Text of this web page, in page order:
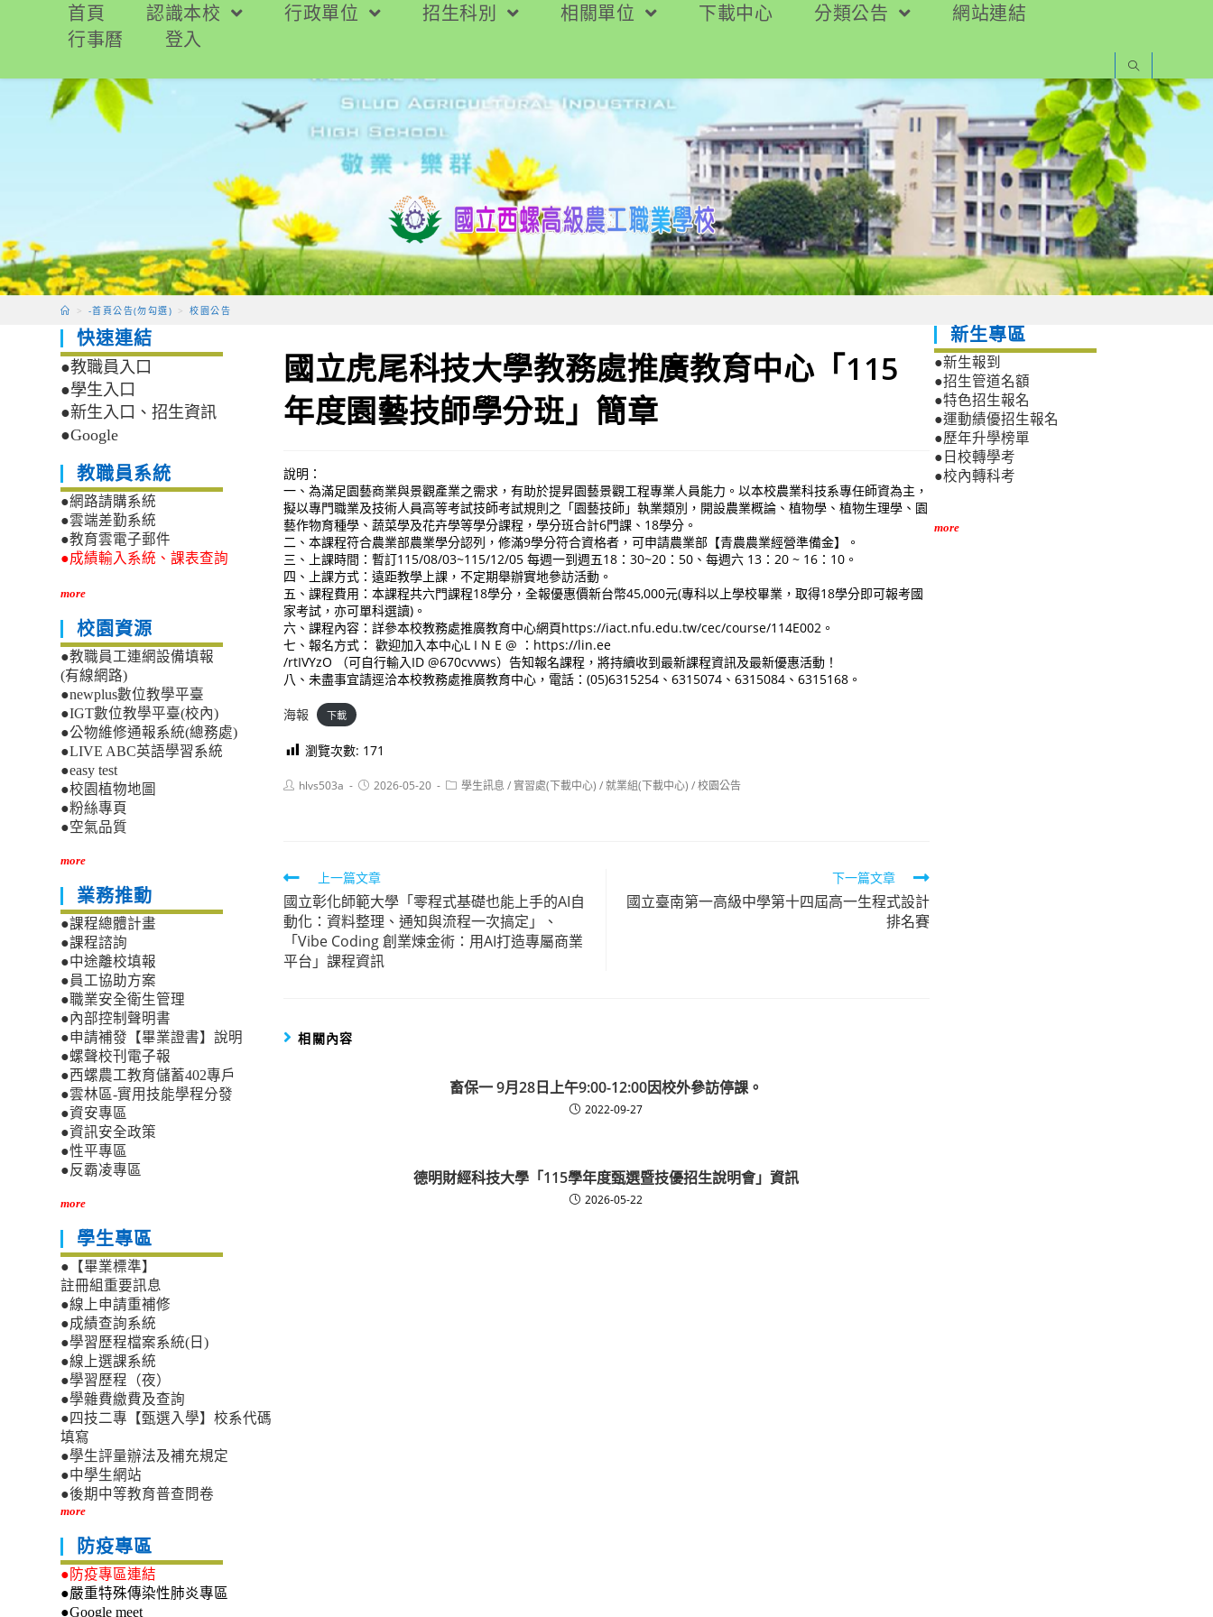
要
首頁 認識本校 行政單位 招生科別 相關單位 下載中心 分類公告
網站連結
行事曆
登入
> -首頁公告(勿勾選) > 校園公告
國立虎尾科技大學教務處推廣教育中心「115
年度園藝技師學分班」簡章
說明：
一、為滿足園藝商業與景觀產業之需求，有助於提昇園藝景觀工程專業人員能力。以本校農業科技系專任師資為主，
擬以專門職業及技術人員高等考試技師考試規則之「園藝技師」執業類別，開設農業概論、植物學、植物生理學、園
藝作物育種學、蔬菜學及花卉學等學分課程，學分班合計6門課、18學分。
二、本課程符合農業部農業學分認列，修滿9學分符合資格者，可申請農業部【青農農業經營準備金】。
三、上課時間：暫訂115/08/03~115/12/05 每週一到週五18：30~20：50、每週六 13：20 ~ 16：10。
四、上課方式：遠距教學上課，不定期舉辦實地參訪活動。
五、課程費用：本課程共六門課程18學分，全報優惠價新台幣45,000元(專科以上學校畢業，取得18學分即可報考國
家考試，亦可單科選讀)。
六、課程內容：詳參本校教務處推廣教育中心網頁https://iact.nfu.edu.tw/cec/course/114E002。
七、報名方式： 歡迎加入本中心L I N E @ ：https://lin.ee
/rtIVYzO （可自行輸入ID @670cvvws）告知報名課程，將持續收到最新課程資訊及最新優惠活動！
八、未盡事宜請逕洽本校教務處推廣教育中心，電話：(05)6315254、6315074、6315084、6315168。
海報 下載
瀏覽次數: 171
Posthlvs503a
Post2026-05-20
Post學生訊息 / 實習處(下載中心) /就業組(下載中心) /校園公告
Read
more
articles
上一篇文章
國立彰化師範大學「零程式基礎也能上手的AI自
動化：資料整理、通知與流程一次搞定」、
「Vibe Coding 創業煉金術：用AI打造專屬商業
平台」課程資訊
下一篇文章
國立臺南第一高級中學第十四屆高一生程式設計
排名賽
相關內容
畜保一 9月28日上午9:00-12:00因校外參訪停課。
2022-09-27
德明財經科技大學「115學年度甄選暨技優招生說明會」資訊
2026-05-22
快速連結
●教職員入口
●學生入口
●新生入口、招生資訊
●Google
教職員系統
●網路請購系統
●雲端差勤系統
●教育雲電子郵件
●成績輸入系統、課表查詢
more
校園資源
●教職員工連網設備填報
(有線網路)
●newplus數位教學平臺
●IGT數位教學平臺(校內)
●公物維修通報系統(總務處)
●LIVE ABC英語學習系統
●easy test
●校園植物地圖
●粉絲專頁
●空氣品質
more
業務推動
●課程總體計畫
●課程諮詢
●中途離校填報
●員工協助方案
●職業安全衛生管理
●內部控制聲明書
●申請補發【畢業證書】說明
●螺聲校刊電子報
●西螺農工教育儲蓄402專戶
●雲林區-實用技能學程分發
●資安專區
●資訊安全政策
●性平專區
●反霸凌專區
more
學生專區
●【畢業標準】
註冊組重要訊息
●線上申請重補修
●成績查詢系統
●學習歷程檔案系統(日)
●線上選課系統
●學習歷程（夜）
●學雜費繳費及查詢
●四技二專【甄選入學】校系代碼
填寫
●學生評量辦法及補充規定
●中學生網站
●後期中等教育普查問卷
more
防疫專區
●防疫專區連結
●嚴重特殊傳染性肺炎專區
●Google meet
新生專區
●新生報到
●招生管道名額
●特色招生報名
●運動績優招生報名
●歷年升學榜單
●日校轉學考
●校內轉科考
more